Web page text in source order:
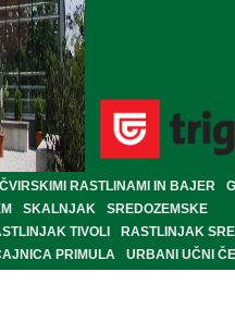
RASTLINAMI IN BAJER
SKALNJAK
SREDOZEMSKE
TIVOLI
RASTLINJAK
PRIMULA URBANI UČNI